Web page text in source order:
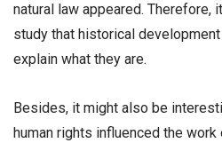
natural law appeared.
study that historical
explain what they are.
Besides, it might also be
human rights influenced the work